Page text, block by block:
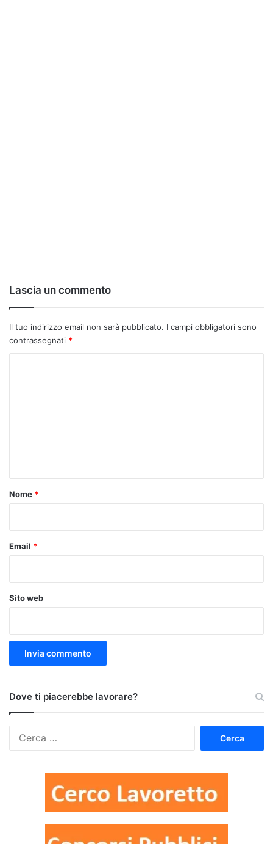
Lascia un commento
Il tuo indirizzo email non sarà pubblicato. I campi obbligatori sono
contrassegnati *
o
Nome *
Email *
Sito web
Dove ti piacerebbe lavorare?